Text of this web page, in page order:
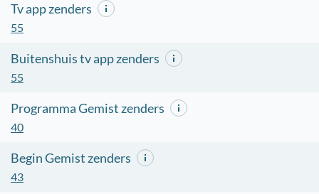
Tv app zenders
55
Buitenshuis tv app zenders
55
Programma Gemist zenders
40
Begin Gemist zenders
43